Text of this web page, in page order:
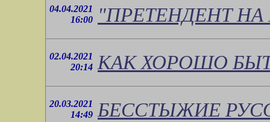
04.04.2021
16:00
"ПРЕТЕНДЕНТ
02.04.2021
20:14 КАК ХОРОШО
20.03.2021
14:49 БЕССТЫЖИЕ